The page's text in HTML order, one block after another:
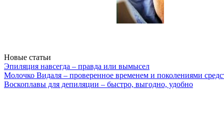
Новые статьи
Эпиляция навсегда – правда или вымысел
Молочко Видаля – проверенное временем и поколениями
Воскоплавы для депиляции – быстро, выгодно, удобно